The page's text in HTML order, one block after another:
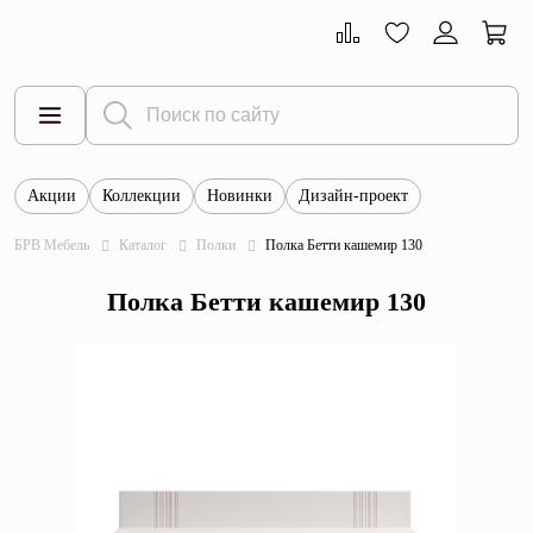
Все товары
Тумбы
Шкафы
Акции Коллекции Новинки Дизайн-проект
БРВ Мебель Каталог Полки Полка Бетти кашемир 130
Полка Бетти кашемир 130